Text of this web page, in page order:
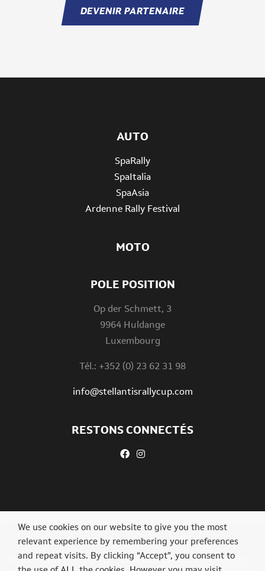
DEVENIR PARTENAIRE
POLE POSITION
Op der Schmett, 3
9964 Huldange
Luxembourg
Tél.: +352 (0) 23 62 31 98
info@stellantisrallycup.com
AUTO
SpaRally
SpaItalia
SpaAsia
Ardenne Rally Festival
MOTO
RESTONS CONNECTÉS
© 2026 Stellantis Rally Cup. Tous droits réservés.Cookie settings
We use cookies on our website to give you the most
relevant experience by remembering your preferences
and repeat visits. By clicking “Accept”, you consent to